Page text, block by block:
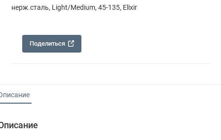
нерж.сталь, Light/Medium, 45-135, Elixir
Поделиться